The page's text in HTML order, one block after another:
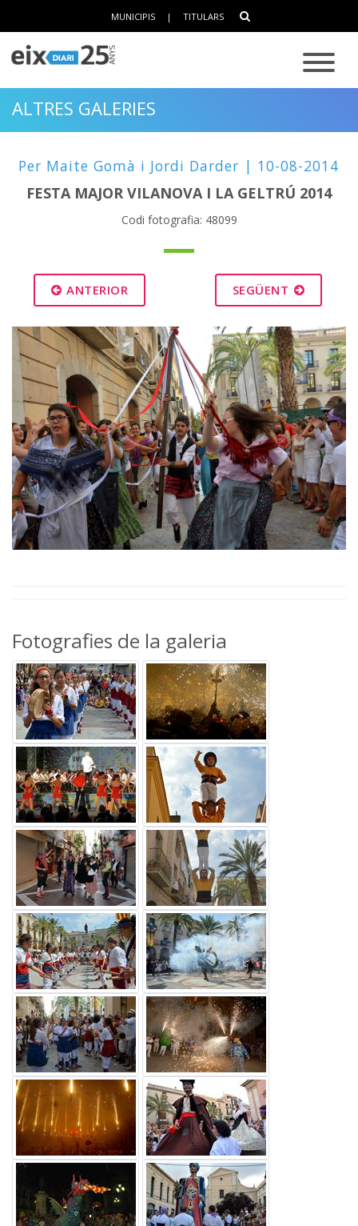
MUNICIPIS | TITULARS
ALTRES GALERIES
Per Maite Gomà i Jordi Darder | 10-08-2014
FESTA MAJOR VILANOVA I LA GELTRÚ 2014
Codi fotografia: 48099
ANTERIOR SEGÜENT
Fotografies de la galeria